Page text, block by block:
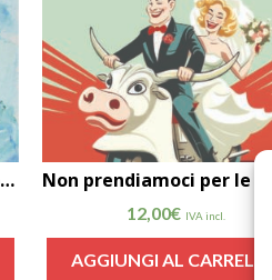
Il mare è(e) la meta di Antonio Liaci
12,00€ IVA incl.
AGGIUNGI AL